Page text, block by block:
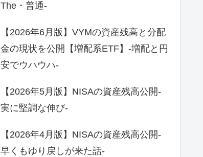
The・普通-
【2026年6月版】VYMの資産残高と分配
金の現状を公開【増配系ETF】-増配と円
安でウハウハ-
【2026年5月版】NISAの資産残高公開-
実に堅調な伸び-
【2026年4月版】NISAの資産残高公開-
早くもゆり戻しが来た話-